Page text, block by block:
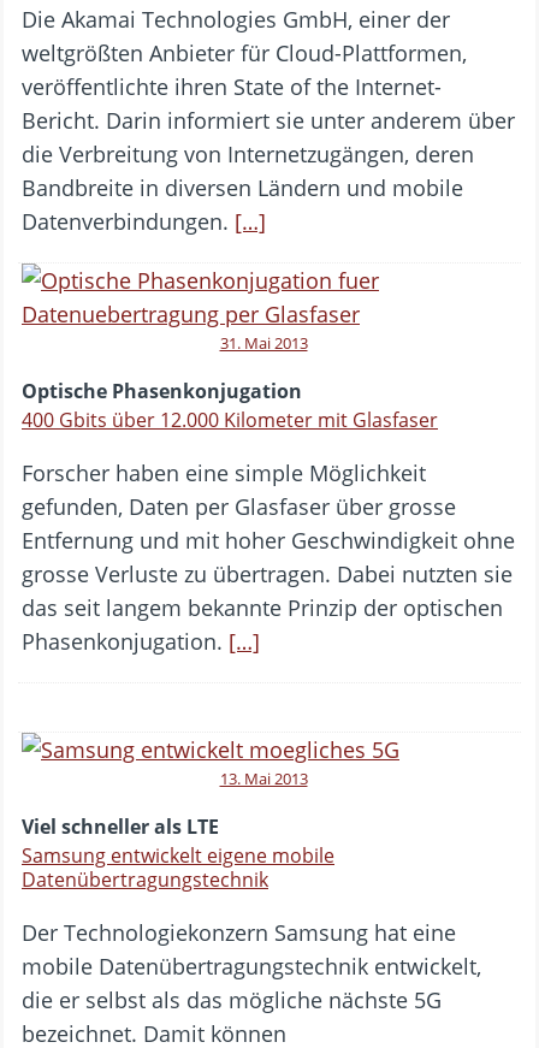
Die Akamai Technologies GmbH, einer der
weltgrößten Anbieter für Cloud-Plattformen,
veröffentlichte ihren State of the Internet-
Bericht. Darin informiert sie unter anderem über
die Verbreitung von Internetzugängen, deren
Bandbreite in diversen Ländern und mobile
Datenverbindungen. […]
31. Mai 2013
Optische Phasenkonjugation
400 Gbits über 12.000 Kilometer mit Glasfaser
Forscher haben eine simple Möglichkeit
gefunden, Daten per Glasfaser über grosse
Entfernung und mit hoher Geschwindigkeit ohne
grosse Verluste zu übertragen. Dabei nutzten sie
das seit langem bekannte Prinzip der optischen
Phasenkonjugation. […]
13. Mai 2013
Viel schneller als LTE
Samsung entwickelt eigene mobile
Datenübertragungstechnik
Der Technologiekonzern Samsung hat eine
mobile Datenübertragungstechnik entwickelt,
die er selbst als das mögliche nächste 5G
bezeichnet. Damit können